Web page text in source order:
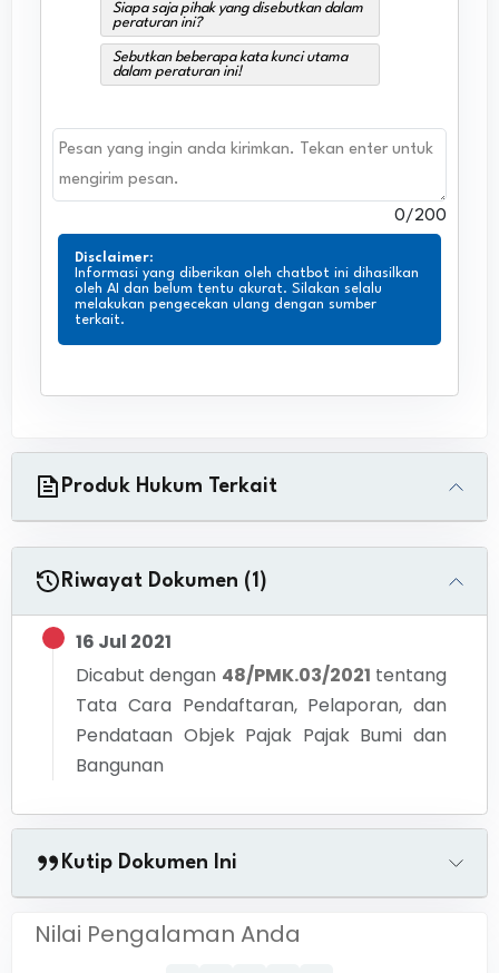
Siapa saja pihak yang disebutkan dalam
peraturan ini?
Sebutkan beberapa kata kunci utama
dalam peraturan ini!
0/200
Disclaimer:
Informasi yang diberikan oleh chatbot ini dihasilkan
oleh AI dan belum tentu akurat. Silakan selalu
melakukan pengecekan ulang dengan sumber
terkait.
Produk Hukum Terkait
Riwayat Dokumen (1)
16 Jul 2021
Dicabut dengan 48/PMK.03/2021 tentang
Tata Cara Pendaftaran, Pelaporan, dan
Pendataan Objek Pajak Pajak Bumi dan
Bangunan
Kutip Dokumen Ini
Nilai Pengalaman Anda